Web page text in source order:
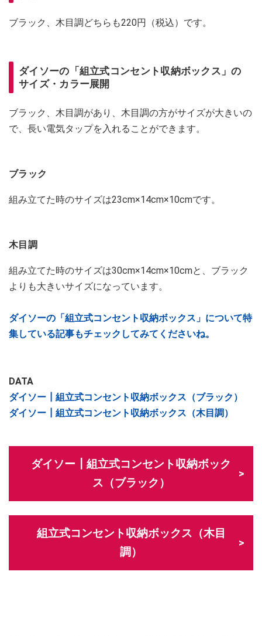
ブラック、木目調どちらも220円（税込）です。
ダイソーの「組立式コンセント収納ボックス」の
サイズ・カラー展開
ブラック、木目調があり、木目調の方がサイズが大きいの
で、長い電気タップを入れることができます。
ブラック
組み立てた時のサイズは23cm×14cm×10cmです。
木目調
組み立てた時のサイズは30cm×14cm×10cmと、ブラック
よりも大きいサイズになっています。
ダイソーの「組立式コンセント収納ボックス」について特
集している記事もチェックしてみてくださいね。
DATA
ダイソー┃組立式コンセント収納ボックス（ブラック）
ダイソー┃組立式コンセント収納ボックス（木目調）
ダイソー┃組立式コンセント収納ボック
ス（ブラック）
組立式コンセント収納ボックス（木目
調）